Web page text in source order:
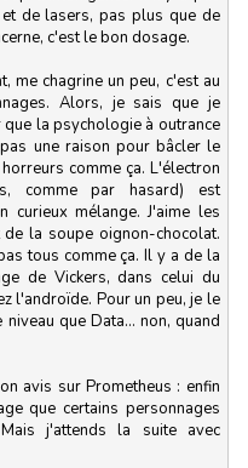
de lasers, pas plus que de
c'est le bon dosage.
me chagrine un peu, c'est au
Alors, je sais que je
la psychologie à outrance
une raison pour bâcler le
comme ça. L'électron
comme par hasard) est
curieux mélange. J'aime les
la soupe oignon-chocolat.
tous comme ça. Il y a de la
de Vickers, dans celui du
l'androïde. Pour un peu, je le
que Data... non, quand
avis sur Prometheus : enfin
que certains personnages
j'attends la suite avec